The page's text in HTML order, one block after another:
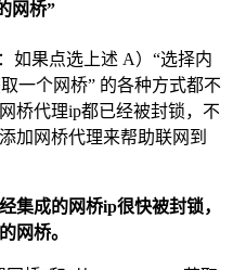
网桥”
如果点选上述 A）“选择内
一个网桥” 的各种方式都不
桥代理ip都已经被封锁，不
加网桥代理来帮助联网到
集成的网桥ip很快被封锁，
网桥。